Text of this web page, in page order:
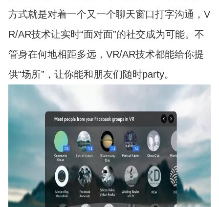
方式就是对着一个又一个聊天窗口打字沟通，V
R/AR技术让实时“面对面”的社交成为可能。不
管身在何地相距多远，VR/AR技术都能给你提
供“场所”，让你能和朋友们随时party。